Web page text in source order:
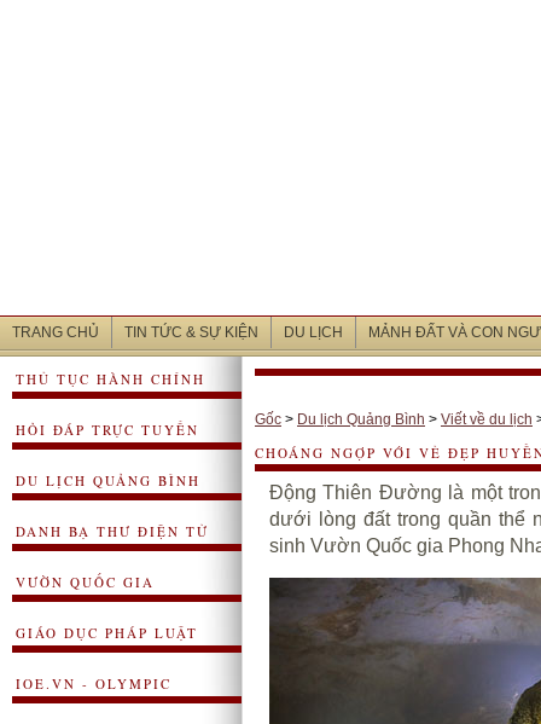
TRANG CHỦ TIN TỨC & SỰ KIỆN DU LỊCH MẢNH ĐẤT VÀ CON
THỦ TỤC HÀNH CHÍNH
HỎI ĐÁP TRỰC TUYẾN
DU LỊCH QUẢNG BÌNH
DANH BẠ THƯ ĐIỆN TỬ
VƯỜN QUỐC GIA
GIÁO DỤC PHÁP LUẬT
IOE.VN - OLYMPIC
Gốc > Du lịch Quảng Bình > Viết về du lịch
CHOÁNG NGỢP VỚI VẺ ĐẸP
Động Thiên Đường là một
dưới lòng đất trong quần thể
sinh Vườn Quốc gia Phong